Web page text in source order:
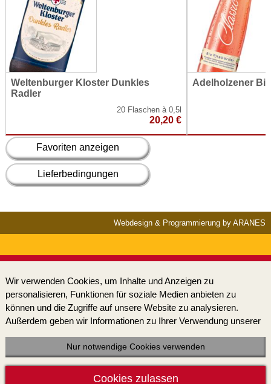
Adelholzener Bio Rhabarber Schorle
14,30 €
Kondrauer
Favoriten anzeigen
Lieferbedingungen
Webdesign & Programmierung by ARANES
Wir verwenden Cookies, um Inhalte und Anzeigen zu
personalisieren, Funktionen für soziale Medien anbieten zu
können und die Zugriffe auf unsere Website zu analysieren.
Außerdem geben wir Informationen zu Ihrer Verwendung unserer
Analysen weiter. Unsere Partner führen diese Informationen
möglicherweise mit weiteren Daten zusammen, die Sie ihnen
bereitgestellt haben oder die sie im Rahmen Ihrer Nutzung der
Nur notwendige Cookies verwenden
Cookies zulassen